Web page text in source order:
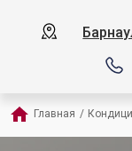
Главная /